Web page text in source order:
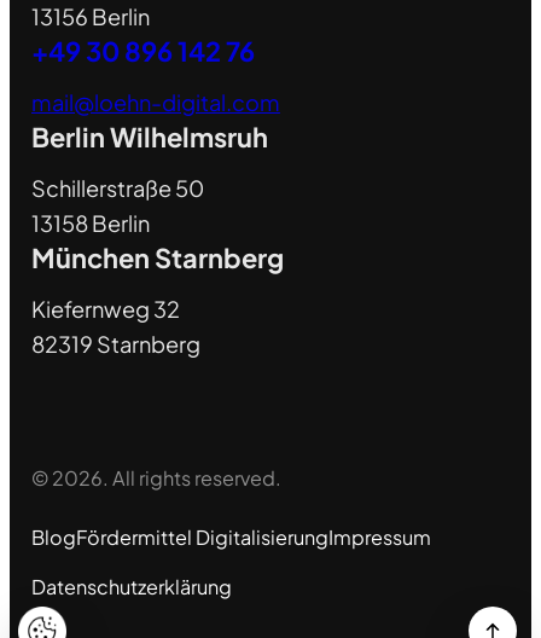
13156 Berlin
+49 30 896 142 76
mail@loehn-digital.com
Berlin Wilhelmsruh
Schillerstraße 50
13158 Berlin
München Starnberg
Kiefernweg 32
82319 Starnberg
© 2026. All rights reserved.
BlogFördermittel DigitalisierungImpressum
Datenschutzerklärung